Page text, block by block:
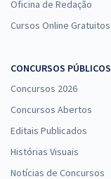
Oficina de Redação
Cursos Online Gratuitos
CONCURSOS PÚBLICOS
Concursos 2026
Concursos Abertos
Editais Publicados
Histórias Visuais
Notícias de Concursos